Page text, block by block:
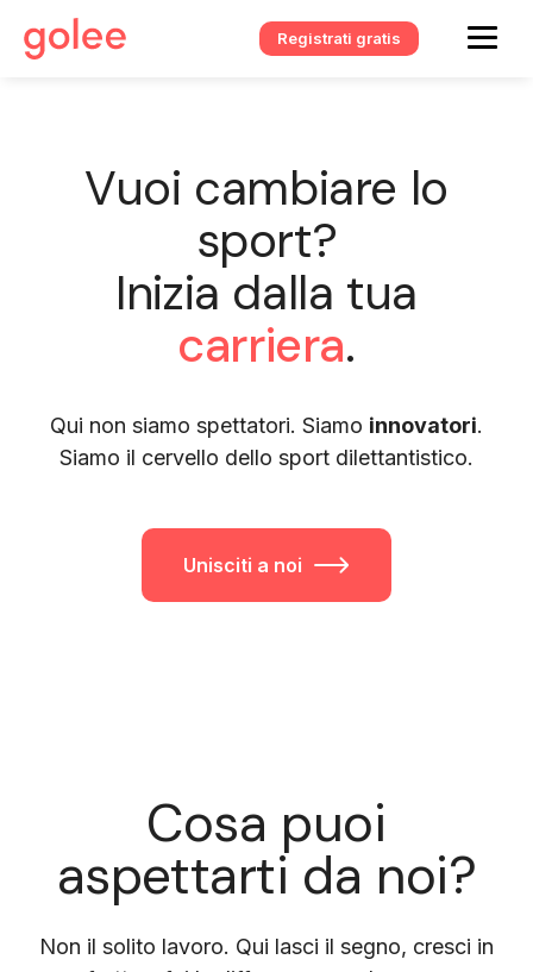
Registrati gratis
Vuoi cambiare lo
sport?
Inizia dalla tua
carriera.
Qui non siamo spettatori. Siamo innovatori.
Siamo il cervello dello sport dilettantistico.
Unisciti a noi
Cosa puoi
aspettarti da noi?
Non il solito lavoro. Qui lasci il segno, cresci in